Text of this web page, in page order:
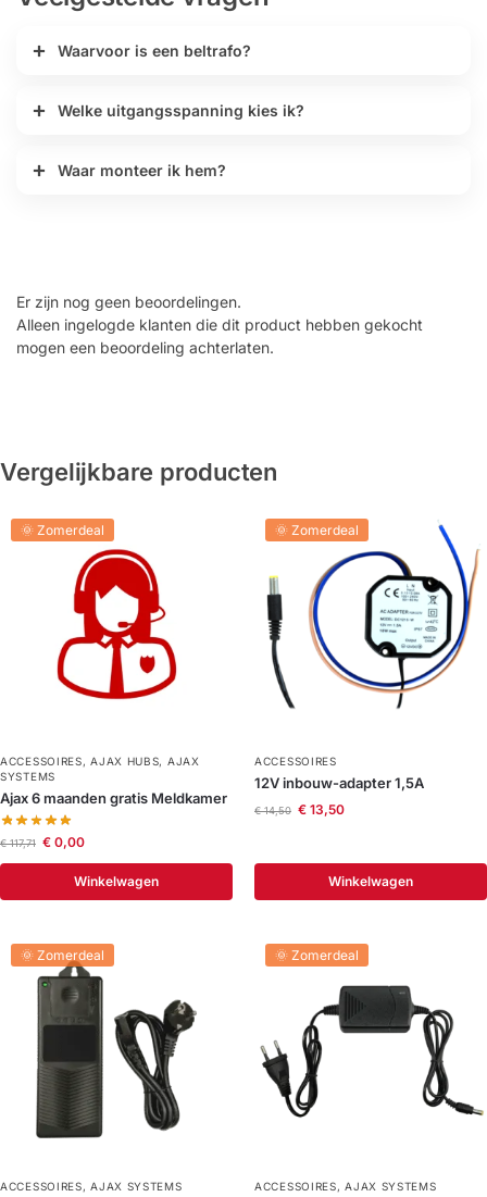
Waarvoor is een beltrafo?
Welke uitgangsspanning kies ik?
Waar monteer ik hem?
Er zijn nog geen beoordelingen.
Alleen ingelogde klanten die dit product hebben gekocht
mogen een beoordeling achterlaten.
Vergelijkbare producten
🌞 Zomerdeal
ACCESSOIRES,AJAX HUBS, AJAX
SYSTEMS
Ajax 6 maanden gratis Meldkamer
€117,71 €0,00
Winkelwagen
🌞 Zomerdeal
ACCESSOIRES
12V inbouw-adapter 1,5A
€14,50 €13,50
Winkelwagen
🌞 Zomerdeal
ACCESSOIRES,AJAX SYSTEMS
🌞 Zomerdeal
ACCESSOIRES,AJAX SYSTEMS